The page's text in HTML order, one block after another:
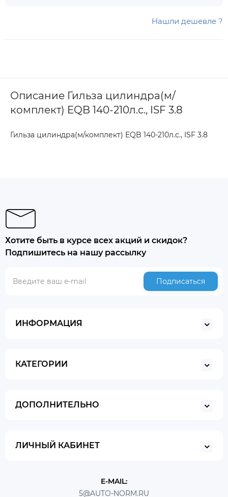
Нашли дешевле ?
Описание Гильза цилиндра(м/
комплект) EQB 140-210л.с., ISF 3.8
Гильза цилиндра(м/комплект) EQB 140-210л.с., ISF 3.8
Хотите быть в курсе всех акций и скидок?
Подпишитесь на нашу рассылку
Подписаться
ИНФОРМАЦИЯ
КАТЕГОРИИ
ДОПОЛНИТЕЛЬНО
ЛИЧНЫЙ КАБИНЕТ
E-MAIL:
5@AUTO-NORM.RU